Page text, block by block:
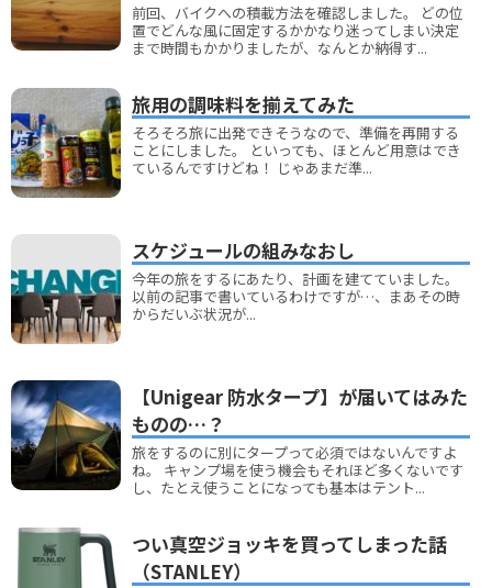
前回、バイクへの積載方法を確認しました。 どの位
置でどんな風に固定するかかなり迷ってしまい決定
まで時間もかかりましたが、なんとか納得す...
旅用の調味料を揃えてみた
そろそろ旅に出発できそうなので、準備を再開する
ことにしました。 といっても、ほとんど用意はでき
ているんですけどね！ じゃあまだ準...
スケジュールの組みなおし
今年の旅をするにあたり、計画を建てていました。
以前の記事で書いているわけですが…、まあその時
からだいぶ状況が...
【Unigear 防水タープ】が届いてはみた
ものの…？
旅をするのに別にタープって必須ではないんですよ
ね。 キャンプ場を使う機会もそれほど多くないです
し、たとえ使うことになっても基本はテント...
つい真空ジョッキを買ってしまった話
（STANLEY）